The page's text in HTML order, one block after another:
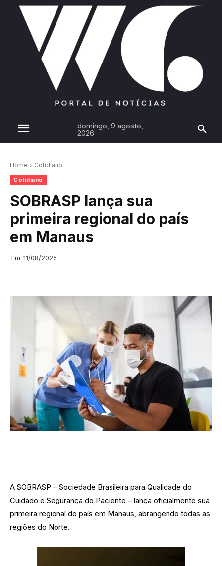
domingo, 9 agosto,
2026
Home Cotidiano
Cotidiano
SOBRASP lança sua
primeira regional do país
em Manaus
Em 11/08/2025
A SOBRASP – Sociedade Brasileira para Qualidade do
Cuidado e Segurança do Paciente – lança oficialmente sua
primeira regional do país em Manaus, abrangendo todas as
regiões do Norte.